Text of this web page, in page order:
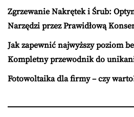
Zgrzewanie Nakrętek i Śrub:
Narzędzi przez Prawidłową
Jak zapewnić najwyższy poziom
Kompletny przewodnik do
Fotowoltaika dla firmy – czy